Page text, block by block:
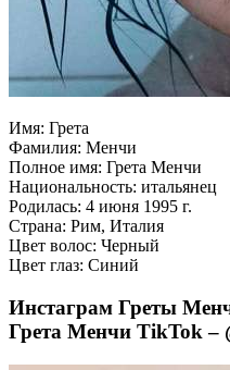
Имя: Грета
Фамилия: Менчи
Полное имя: Грета Менчи
Национальность: итальянец
Родилась: 4 июня 1995 г.
Страна: Рим, Италия
Цвет волос: Черный
Цвет глаз: Синий
Инстаграм Греты
Грета Менчи TikTok –